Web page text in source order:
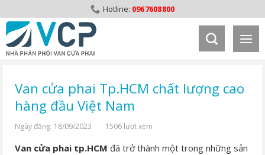
to
content
0967608800
Van cửa phai Tp.HCM chất lượng cao
hàng đầu Việt Nam
Ngày đăng: 18/09/2023 1506 lượt xem
Van cửa phai tp.HCM đã trở thành một trong những sản